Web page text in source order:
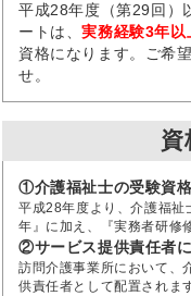
平成28年度（第29回）
ートは、実務経験3年以
資格になります。ご希
せ。
資
①介護福祉士の受験資
平成28年度より、介護福祉
年』に加え、『実務者研修
②サービス提供責任者
訪問介護事業所において、
供責任者として配置されま